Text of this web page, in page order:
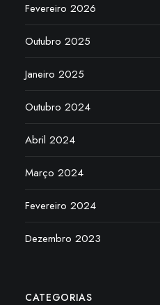
Fevereiro 2026
Outubro 2025
Janeiro 2025
Outubro 2024
Abril 2024
Março 2024
Fevereiro 2024
Dezembro 2023
CATEGORIAS